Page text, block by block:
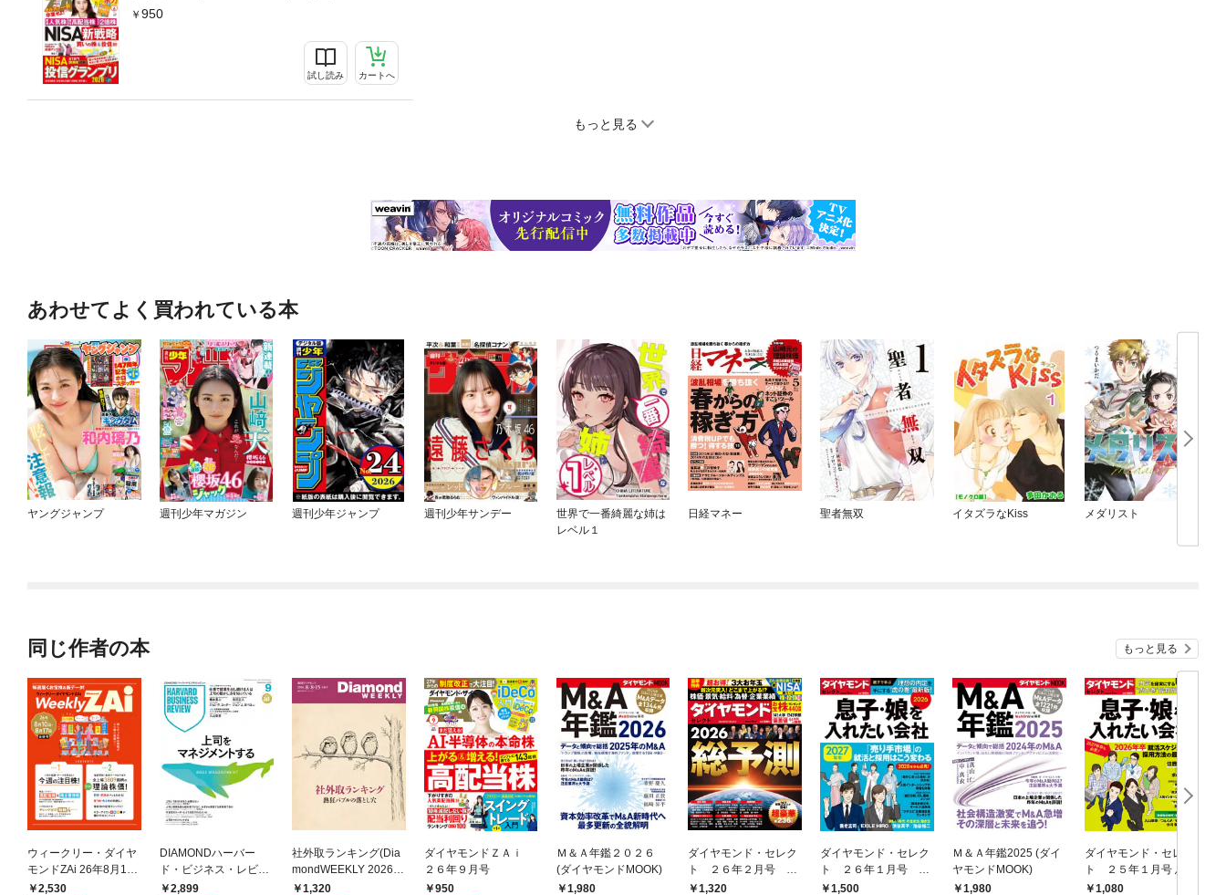
950
試し読み カートへ
もっと見る
あわせてよく買われている本
ヤングジャンプ 週刊少年マガジン 週刊少年ジャンプ 週刊少年サンデー
世界で一番綺麗な姉は
レベル１
日経マネー 聖者無双 イタズラなKiss メダリスト
同じ作者の本 もっと見る
ウィークリー・ダイヤ
モンドZAi 26年8月10
日・17日合併号
2,530
DIAMONDハーバー
ド・ビジネス・レビュ
ー 2026年9月号 特集
2,899
社外取ランキング(Dia
mondWEEKLY 2026年
8/8・15合併号)
1,320
ダイヤモンドＺＡｉ
２６年９月号
950
Ｍ＆Ａ年鑑２０２６
(ダイヤモンドMOOK)
1,980
ダイヤモンド・セレク
ト ２６年２月号 総
予測2026
1,320
ダイヤモンド・セレク
ト ２６年１月号 息
子・娘を入れたい会社
1,500
Ｍ＆Ａ年鑑2025 (ダイ
ヤモンドMOOK)
1,980
ダイヤモンド・セレク
ト ２５年１月号 息
子・娘を入れたい会社
1,080